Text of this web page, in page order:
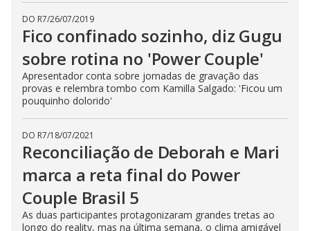
DO R7/26/07/2019
Fico confinado sozinho, diz Gugu
sobre rotina no 'Power Couple'
Apresentador conta sobre jornadas de gravação das
provas e relembra tombo com Kamilla Salgado: 'Ficou um
pouquinho dolorido'
DO R7/18/07/2021
Reconciliação de Deborah e Mari
marca a reta final do Power
Couple Brasil 5
As duas participantes protagonizaram grandes tretas ao
longo do reality, mas na última semana, o clima amigável